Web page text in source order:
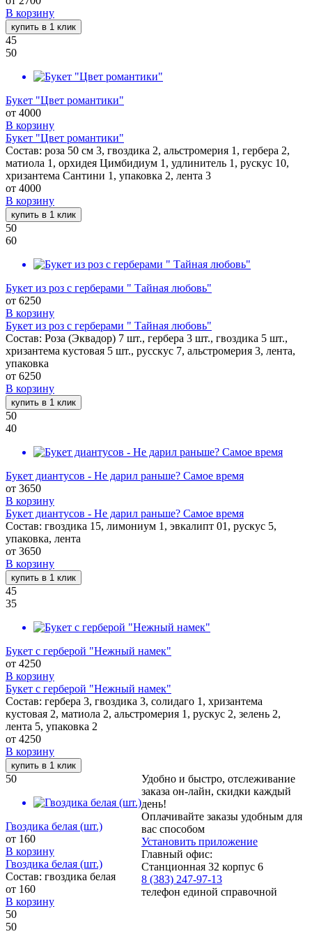
В корзину
купить в 1 клик
45
50
Букет "Цвет романтики"
от 4000
В корзину
Букет "Цвет романтики"
Состав: роза 50 см 3, гвоздика 2, альстромерия 1, гербера 2,
матиола 1, орхидея Цимбидиум 1, удлинитель 1, рускус 10,
хризантема Сантини 1, упаковка 2, лента 3
от 4000
В корзину
купить в 1 клик
50
60
Букет из роз с герберами " Тайная любовь"
от 6250
В корзину
Букет из роз с герберами " Тайная любовь"
Состав: Роза (Эквадор) 7 шт., гербера 3 шт., гвоздика 5 шт.,
хризантема кустовая 5 шт., русскус 7, альстромерия 3, лента,
упаковка
от 6250
В корзину
купить в 1 клик
50
40
Букет диантусов - Не дарил раньше? Самое время
от 3650
В корзину
Букет диантусов - Не дарил раньше? Самое время
Состав: гвоздика 15, лимониум 1, эвкалипт 01, рускус 5,
упаковка, лента
от 3650
В корзину
купить в 1 клик
45
35
Букет с герберой "Нежный намек"
от 4250
В корзину
Букет с герберой "Нежный намек"
Состав: гербера 3, гвоздика 3, солидаго 1, хризантема
кустовая 2, матиола 2, альстромерия 1, рускус 2, зелень 2,
лента 5, упаковка 2
от 4250
В корзину
купить в 1 клик
50
Гвоздика белая (шт.)
от 160
В корзину
Гвоздика белая (шт.)
Состав: гвоздика белая
от 160
В корзину
50
50
Удобно и быстро, отслеживание
заказа он-лайн, скидки каждый
день!
Оплачивайте заказы удобным для
вас способом
Установить приложение
Главный офис:
Станционная 32 корпус 6
8 (383) 247-97-13
телефон единой справочной